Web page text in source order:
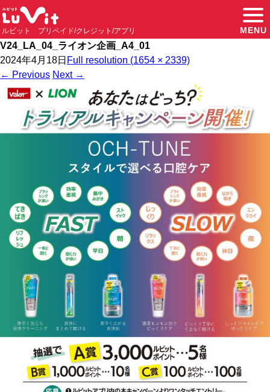
ルビット プリペイド/クレジット/アプリ MENU
V24_LA_04_ライオン企画_A4_01
2024年4月18日 Full resolution (1654 × 2339)
← Previous Next →